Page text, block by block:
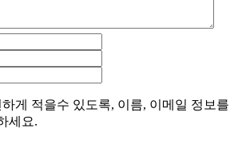
게 적을수 있도록, 이름, 이메일 정보를
세요.